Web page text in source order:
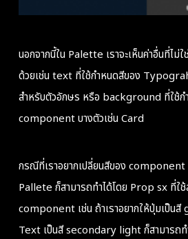
นอกจากนี้ใน Palette เราจะเห็นค่าอื่นที่ไม่
ด้วยเช่น text ที่ใช้กำหนดสีของ
สำหรับตัวอักษร หรือ background ที่ใช้
component บางตัวเช่น Card
กรณีที่เราอยากเปลี่ยนสีของ component
Pallete ก็สามารถทำได้โดย Prop sx ที่ใ
component เช่น ถ้าเราอยากให้ปุ่มเป็น
Text เป็นสี secondary light ก็สามารถท